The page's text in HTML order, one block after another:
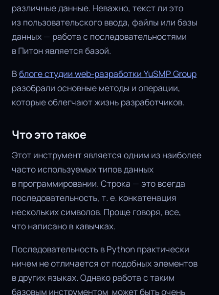
различные данные. Неважно, текст ли это
из пользовательского ввода, файлы или базы
данных — работа с последовательностями
в Питон является базой.
Вблоге студии web-разработки YuSMP Group
разобрали основные методы и операции,
которые облегчают жизнь разработчиков.
Что это такое
Этот инструмент является одним из наиболее
часто используемых типов данных
в программировании. Строка — это всегда
последовательность, т. е. конкатенация
нескольких символов. Проще говоря, все,
что написано в кавычках.
Последовательность в Python практически
ничем не отличается от подобных элементов
в других языках. Однако работа с таким
базовым инструментом может быть очень